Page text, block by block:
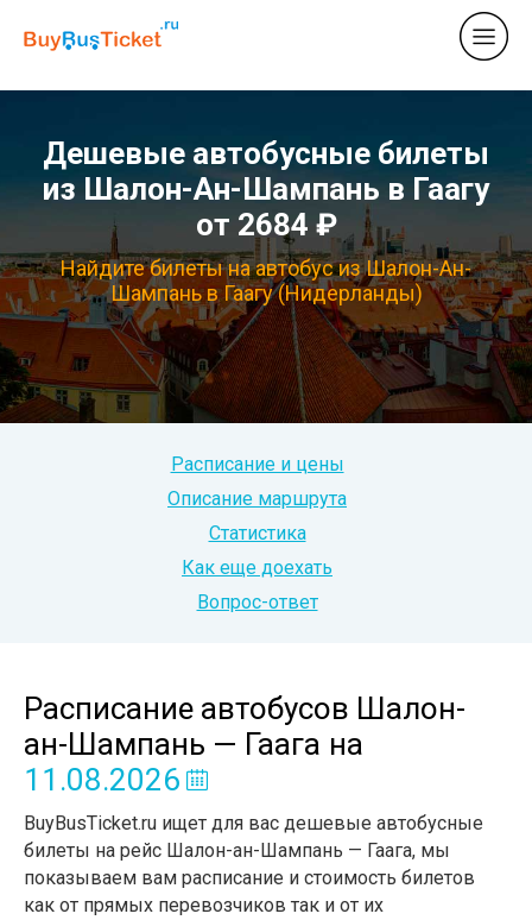
Дешевые автобусные билеты
из Шалон-Ан-Шампань в Гаагу
от 2684 ₽
Найдите билеты на автобус из Шалон-Ан-
Шампань в Гаагу (Нидерланды)
Расписание и цены
Описание маршрута
Статистика
Как еще доехать
Вопрос-ответ
Расписание автобусов Шалон-
ан-Шампань — Гаага на
11.08.2026
BuyBusTicket.ru ищет для вас дешевые автобусные
билеты на рейс Шалон-ан-Шампань — Гаага, мы
показываем вам расписание и стоимость билетов
как от прямых перевозчиков так и от их